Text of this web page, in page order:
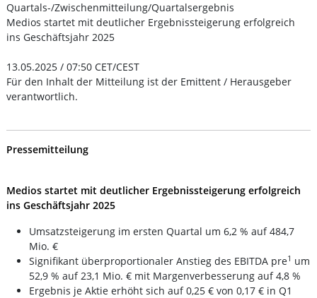
Quartals-/Zwischenmitteilung/Quartalsergebnis
Medios startet mit deutlicher Ergebnissteigerung erfolgreich
ins Geschäftsjahr 2025
13.05.2025 / 07:50 CET/CEST
Für den Inhalt der Mitteilung ist der Emittent / Herausgeber
verantwortlich.
Pressemitteilung
Medios startet mit deutlicher Ergebnissteigerung erfolgreich
ins Geschäftsjahr 2025
Umsatzsteigerung im ersten Quartal um 6,2 % auf 484,7
Mio. €
Signifikant überproportionaler Anstieg des EBITDA pre1 um
52,9 % auf 23,1 Mio. € mit Margenverbesserung auf 4,8 %
Ergebnis je Aktie erhöht sich auf 0,25 € von 0,17 € in Q1